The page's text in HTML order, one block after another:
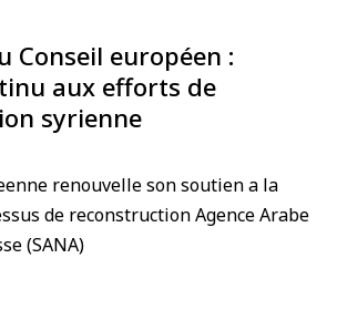
Conseil européen :
aux efforts de
syrienne